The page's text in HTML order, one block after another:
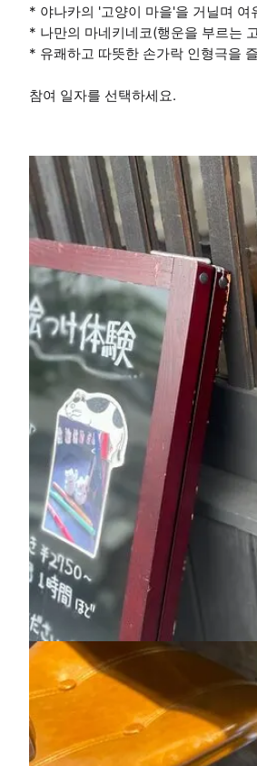
* 야나카의 '고양이 마을'을 거닐며
* 나만의 마네키네코(행운을 부르는
* 유쾌하고 따뜻한 손가락 인형극을
참여 일자를 선택하세요.